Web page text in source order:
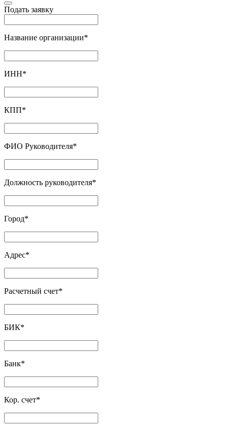
Подать заявку
Название организации*
ИНН*
КПП*
ФИО Руководителя*
Должность руководителя*
Город*
Адрес*
Расчетный счет*
БИК*
Банк*
Кор. счет*